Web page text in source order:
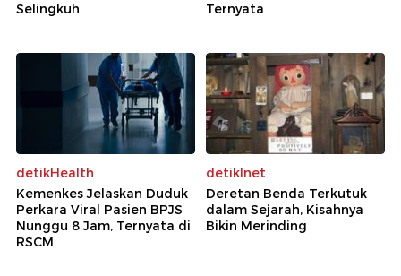
Selingkuh
Ternyata
detikHealth
Kemenkes Jelaskan Duduk
Perkara Viral Pasien BPJS
Nunggu 8 Jam, Ternyata di
RSCM
detikInet
Deretan Benda Terkutuk
dalam Sejarah, Kisahnya
Bikin Merinding